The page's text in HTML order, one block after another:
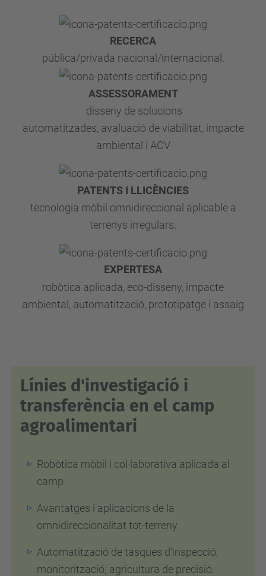
RECERCA
pública/privada nacional/internacional.
ASSESSORAMENT
disseny de solucions
automatitzades, avaluació de viabilitat, impacte
ambiental i ACV
PATENTS I LLICÈNCIES
tecnologia mòbil omnidireccional aplicable a
terrenys irregulars.
EXPERTESA
robòtica aplicada, eco-disseny, impacte
ambiental, automatització, prototipatge i assaig
Línies d'investigació i
transferència en el camp
agroalimentari
Robòtica mòbil i col·laborativa aplicada al
camp
Avantatges i aplicacions de la
omnidireccionalitat tot-terreny
Automatització de tasques d'inspecció,
monitorització; agricultura de precisió.